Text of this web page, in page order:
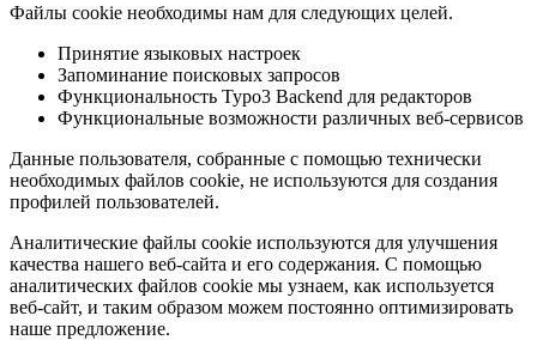
Файлы cookie необходимы нам для следующих целей.
Принятие языковых настроек
Запоминание поисковых запросов
Функциональность Typo3 Backend для редакторов
Функциональные возможности различных веб-сервисов
Данные пользователя, собранные с помощью технически
необходимых файлов cookie, не используются для создания
профилей пользователей.
Аналитические файлы cookie используются для улучшения
качества нашего веб-сайта и его содержания. С помощью
аналитических файлов cookie мы узнаем, как используется
веб-сайт, и таким образом можем постоянно оптимизировать
наше предложение.